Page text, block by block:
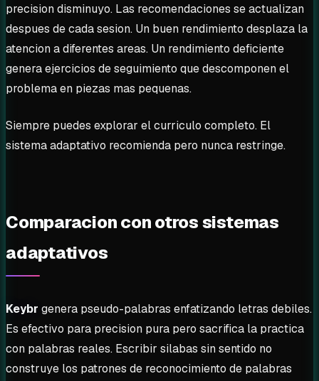
precision disminuyo. Las recomendaciones se actualizan
despues de cada sesion. Un buen rendimiento desplaza la
atencion a diferentes areas. Un rendimiento deficiente
genera ejercicios de seguimiento que descomponen el
problema en piezas mas pequenas.
Siempre puedes explorar el curriculo completo. El
sistema adaptativo recomienda pero nunca restringe.
Comparacion con otros sistemas
adaptativos
Keybr genera pseudo-palabras enfatizando letras debiles.
Es efectivo para precision pura pero sacrifica la practica
con palabras reales. Escribir silabas sin sentido no
construye los patrones de reconocimiento de palabras